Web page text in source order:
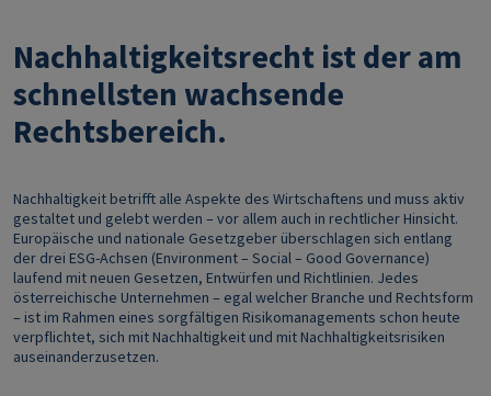
Nachhaltigkeitsrecht ist der am
schnellsten wachsende
Rechtsbereich.
Nachhaltigkeit betrifft alle Aspekte des Wirtschaftens und muss aktiv
gestaltet und gelebt werden – vor allem auch in rechtlicher Hinsicht.
Europäische und nationale Gesetzgeber überschlagen sich entlang
der drei ESG-Achsen (Environment – Social – Good Governance)
laufend mit neuen Gesetzen, Entwürfen und Richtlinien. Jedes
österreichische Unternehmen – egal welcher Branche und Rechtsform
– ist im Rahmen eines sorgfältigen Risikomanagements schon heute
verpflichtet, sich mit Nachhaltigkeit und mit Nachhaltigkeitsrisiken
auseinanderzusetzen.